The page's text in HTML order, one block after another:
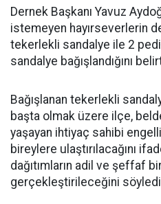
Dernek Başkanı Yavuz
istemeyen hayırseverlerin
tekerlekli sandalye ile 2
sandalye bağışlandığını
Bağışlanan tekerlekli
başta olmak üzere ilçe,
yaşayan ihtiyaç sahibi
bireylere ulaştırılacağını
dağıtımların adil ve şeffaf
gerçekleştirileceğini